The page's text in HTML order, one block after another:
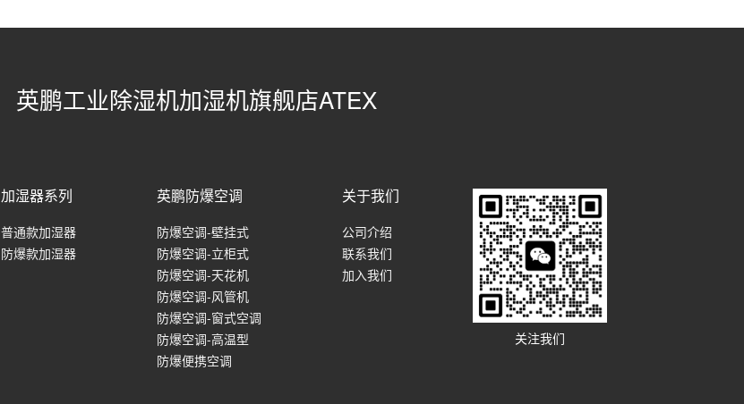
英鹏工业除湿机加湿机旗舰店ATEX
加湿器系列
普通款加湿器
防爆款加湿器
英鹏防爆空调
防爆空调-壁挂式
防爆空调-立柜式
防爆空调-天花机
防爆空调-风管机
防爆空调-窗式空调
防爆空调-高温型
防爆便携空调
关于我们
公司介绍
联系我们
加入我们
关注我们